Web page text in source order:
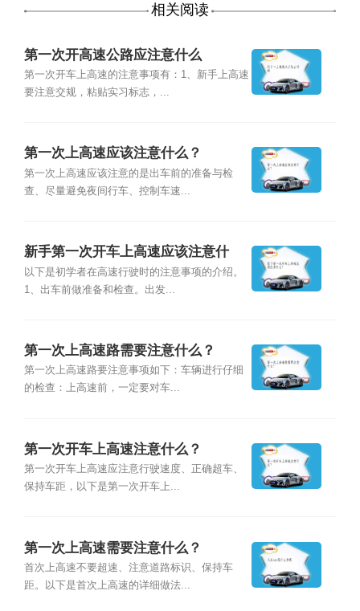
相关阅读
第一次开高速公路应注意什么
第一次开车上高速的注意事项有：1、新手上高速
要注意交规，粘贴实习标志，...
第一次上高速应该注意什么？
第一次上高速应该注意的是出车前的准备与检
查、尽量避免夜间行车、控制车速...
新手第一次开车上高速应该注意什
么？
以下是初学者在高速行驶时的注意事项的介绍。
1、出车前做准备和检查。出发...
第一次上高速路需要注意什么？
第一次上高速路要注意事项如下：车辆进行仔细
的检查：上高速前，一定要对车...
第一次开车上高速注意什么？
第一次开车上高速应注意行驶速度、正确超车、
保持车距，以下是第一次开车上...
第一次上高速需要注意什么？
首次上高速不要超速、注意道路标识、保持车
距。以下是首次上高速的详细做法...